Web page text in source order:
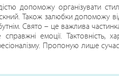
допоможу організувати
Також залюбки допоможу
Свято – це важлива
емоції. Тактовність,
Пропоную лише